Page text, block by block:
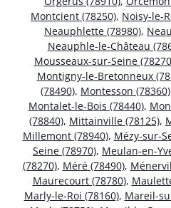
Montcient (78250), Noisy-le-
Neauphlette (78980),
Neauphle-le-Château
Mousseaux-sur-Seine
Montigny-le-Bretonneux
(78490), Montesson (78360)
Montalet-le-Bois (78440),
(78840), Mittainville (78125),
Millemont (78940), Mézy-sur-
Seine (78970), Meulan-en-
(78270), Méré (78490),
Maurecourt (78780),
Marly-le-Roi (78160), Mareil-